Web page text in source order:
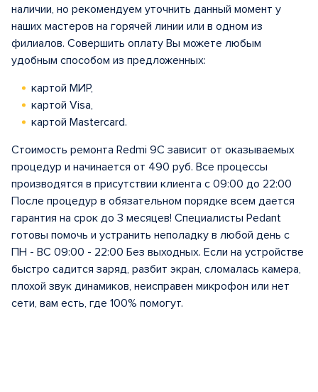
наличии, но рекомендуем уточнить данный момент у
наших мастеров на горячей линии или в одном из
филиалов. Совершить оплату Вы можете любым
удобным способом из предложенных:
картой МИР,
картой Visa,
картой Mastercard.
Стоимость ремонта Redmi 9C зависит от оказываемых
процедур и начинается от 490 руб. Все процессы
производятся в присутствии клиента с 09:00 до 22:00
После процедур в обязательном порядке всем дается
гарантия на срок до 3 месяцев! Специалисты Pedant
готовы помочь и устранить неполадку в любой день с
ПН - ВС 09:00 - 22:00 Без выходных. Если на устройстве
быстро садится заряд, разбит экран, сломалась камера,
плохой звук динамиков, неисправен микрофон или нет
сети, вам есть, где 100% помогут.